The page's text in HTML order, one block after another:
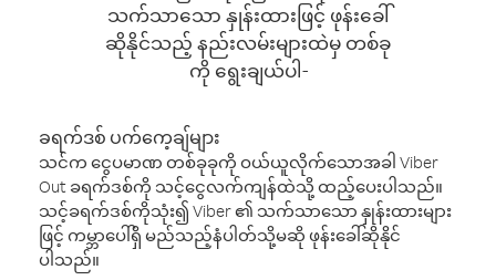
သက်သာသော နှုန်းထားဖြင့် ဖုန်းခေါ်
ဆိုနိုင်သည့် နည်းလမ်းများထဲမှ တစ်ခု
ကို ရွေးချယ်ပါ-
ခရက်ဒစ် ပက်ကေ့ချ်များ
သင်က ငွေပမာဏ တစ်ခုခုကို ဝယ်ယူလိုက်သောအခါ Viber
Out ခရက်ဒစ်ကို သင့်ငွေလက်ကျန်ထဲသို့ ထည့်ပေးပါသည်။
သင့်ခရက်ဒစ်ကိုသုံး၍ Viber ၏ သက်သာသော နှုန်းထားများ
ဖြင့် ကမ္ဘာပေါ်ရှိ မည်သည့်နံပါတ်သို့မဆို ဖုန်းခေါ်ဆိုနိုင်
ပါသည်။